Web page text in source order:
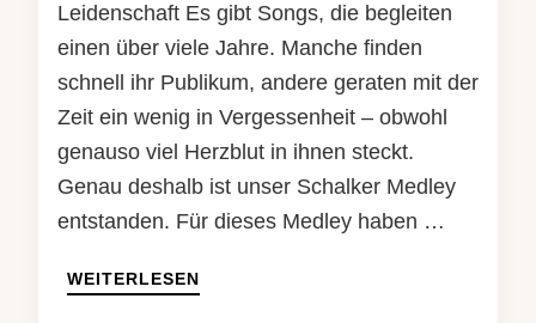
Leidenschaft Es gibt Songs, die begleiten
einen über viele Jahre. Manche finden
schnell ihr Publikum, andere geraten mit der
Zeit ein wenig in Vergessenheit – obwohl
genauso viel Herzblut in ihnen steckt.
Genau deshalb ist unser Schalker Medley
entstanden. Für dieses Medley haben …
WEITERLESEN